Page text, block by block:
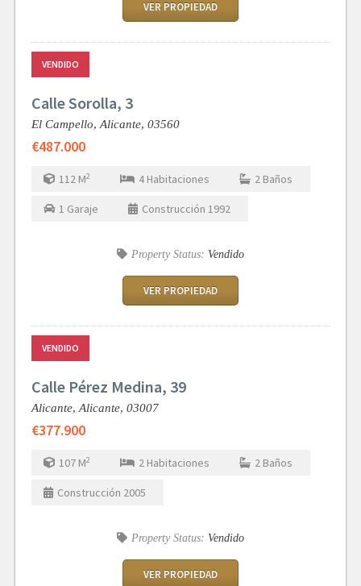
VER PROPIEDAD
VENDIDO
Calle Sorolla, 3
El Campello,Alicante, 03560
€487.000
112 M2 4 Habitaciones 2 Baños
1 Garaje Construcción 1992
Property Status: Vendido
VER PROPIEDAD
VENDIDO
Calle Pérez Medina, 39
Alicante,Alicante, 03007
€377.900
107 M2 2 Habitaciones 2 Baños
Construcción 2005
Property Status: Vendido
VER PROPIEDAD